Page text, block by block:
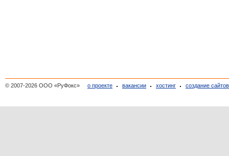
© 2007-2026 ООО «РуФокс» о проекте вакансии хостинг создание сайтов